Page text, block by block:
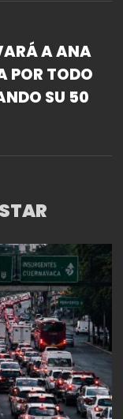
A ANA
POR TODO
SU 50